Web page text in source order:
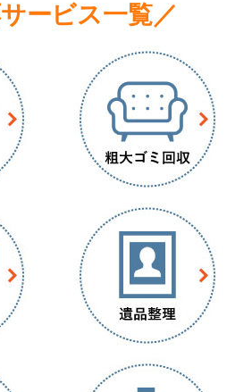
ービス一覧／